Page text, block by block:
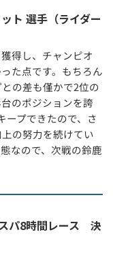
ト 選手（ライダー
得し、チャンピオ
た点です。もちろん
の差も僅かで2位の
のポジションを誇
ープできたので、さ
の努力を続けてい
なので、次戦の鈴鹿
パ8時間レース 決